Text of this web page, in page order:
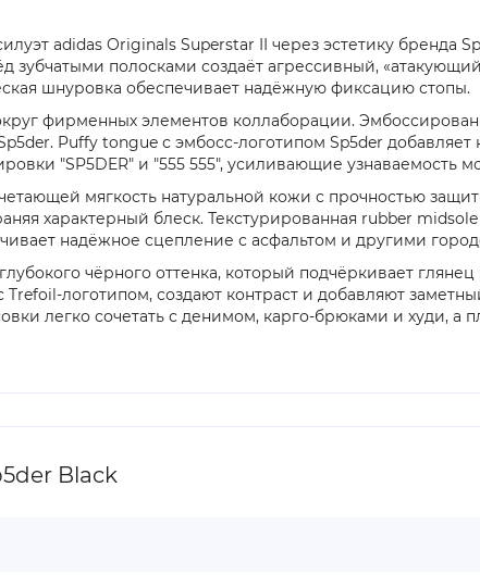
adidas Originals Superstar II через эстетику бренда
полосками создаёт агрессивный,
шнуровка обеспечивает надёжную фиксацию стопы.
фирменных элементов коллаборации.
Puffy tongue с эмбосс-логотипом Sp5der
"SP5DER" и "555 555", усиливающие узнаваемость
мягкость натуральной кожи с прочностью
характерный блеск. Текстурированная rubber
надёжное сцепление с асфальтом и другими
чёрного оттенка, который подчёркивает
логотипом, создают контраст и добавляют
легко сочетать с денимом, карго-брюками и худи, а
Black